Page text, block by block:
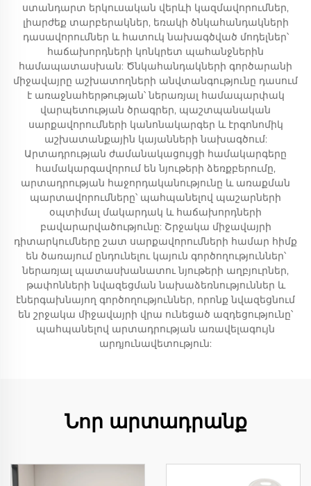
ստանդարտ երկուսական վերևի կազմավորումներ,
լիարժեք տարբերակներ, եռակի ծնկահանդակների
դասավորումներ և հատուկ նախագծված մոդելներ՝
հաճախորդների կոնկրետ պահանջներին
համապատասխան: Ծնկահանդակների գործարանի
միջավայրը աշխատողների անվտանգությունը դասում
է առաջնահերթության՝ ներառյալ համապարփակ
վարպետության ծրագրեր, պաշտպանական
սարքավորումների կանոնակարգեր և էրգոնոմիկ
աշխատանքային կայանների նախագծում:
Արտադրության ժամանակացույցի համակարգերը
համակարգավորում են նյութերի ձեռքբերումը,
արտադրության հաջորդականությունը և առաքման
պարտավորումները՝ պահպանելով պաշարների
օպտիմալ մակարդակ և հաճախորդների
բավարարվածությունը: Շրջակա միջավայրի
դիտարկումները շատ սարքավորումների համար հիմք
են ծառայում ընդունելու կայուն գործողություններ՝
ներառյալ պատասխանատու նյութերի աղբյուրներ,
թափոնների նվազեցման նախաձեռնություններ և
էներգախնայող գործողություններ, որոնք նվազեցնում
են շրջակա միջավայրի վրա ունեցած ազդեցությունը՝
պահպանելով արտադրության առավելագույն
արդյունավետություն:
Նոր արտադրանք